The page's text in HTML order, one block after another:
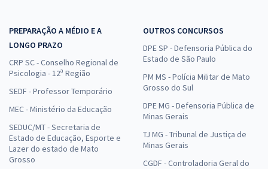
PREPARAÇÃO A MÉDIO E A
LONGO PRAZO
CRP SC - Conselho Regional de
Psicologia - 12ª Região
SEDF - Professor Temporário
MEC - Ministério da Educação
SEDUC/MT - Secretaria de
Estado de Educação, Esporte e
Lazer do estado de Mato
Grosso
OUTROS CONCURSOS
DPE SP - Defensoria Pública do
Estado de São Paulo
PM MS - Polícia Militar de Mato
Grosso do Sul
DPE MG - Defensoria Pública de
Minas Gerais
TJ MG - Tribunal de Justiça de
Minas Gerais
CGDF - Controladoria Geral do